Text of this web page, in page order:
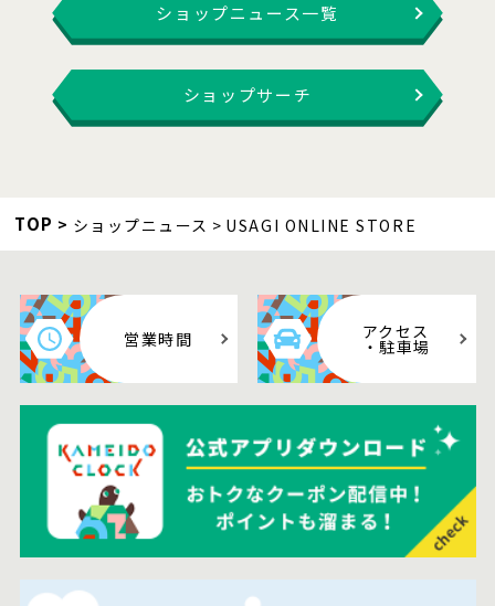
ショップニュース一覧
ショップサーチ
TOP ショップニュース USAGI ONLINE STORE
営業時間 アクセス
・駐車場